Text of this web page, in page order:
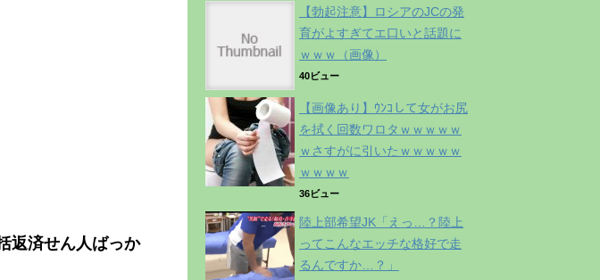
返済せん人ばっか
【勃起注意】ロシアのJCの発
育がよすぎてエ口いと話題に
ｗｗｗ（画像）
40ビュー
【画像あり】ｳﾝｺして女がお尻
を拭く回数ワロタｗｗｗｗｗ
ｗさすがに引いたｗｗｗｗｗ
ｗｗｗｗ
36ビュー
陸上部希望JK「えっ…？陸上
ってこんなエッチな格好で走
るんですか…？」